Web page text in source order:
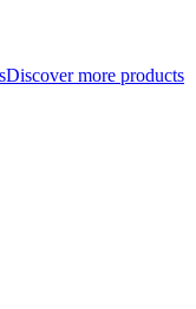
Discover more products